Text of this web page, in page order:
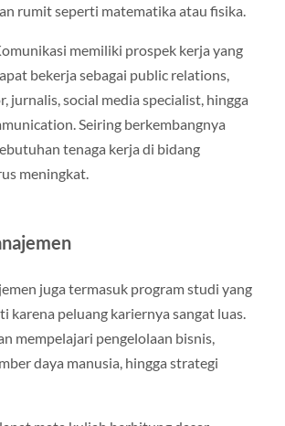
rumit seperti matematika atau fisika.
memiliki prospek kerja yang
bekerja sebagai public relations,
jurnalis, social media specialist, hingga
Seiring berkembangnya
tenaga kerja di bidang
meningkat.
juga termasuk program studi yang
karena peluang kariernya sangat luas.
mempelajari pengelolaan bisnis,
daya manusia, hingga strategi